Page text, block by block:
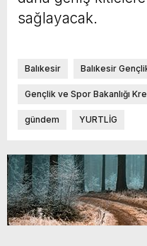
sağlayacak.
Balıkesir Balıkesir
Gençlik ve Spor Bakanlığı
gündem YURTLİG